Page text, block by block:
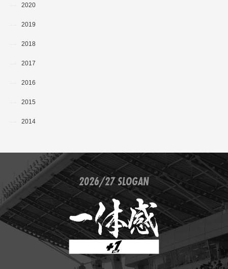
2020
2019
2018
2017
2016
2015
2014
2026/27 SLOGAN